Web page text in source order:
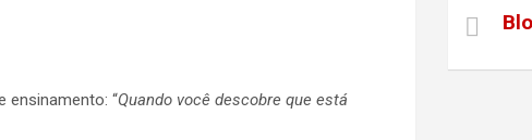
ensinamento: “Quando você descobre que está